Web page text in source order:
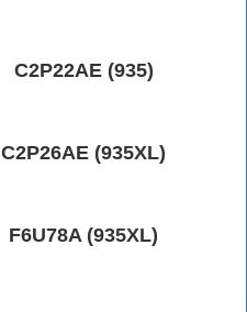
C2P22AE (935)
C2P26AE (935XL)
F6U78A (935XL)